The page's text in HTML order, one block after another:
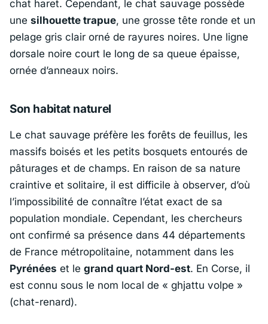
chat haret. Cependant, le chat sauvage possède
une silhouette trapue, une grosse tête ronde et un
pelage gris clair orné de rayures noires. Une ligne
dorsale noire court le long de sa queue épaisse,
ornée d’anneaux noirs.
Son habitat naturel
Le chat sauvage préfère les forêts de feuillus, les
massifs boisés et les petits bosquets entourés de
pâturages et de champs. En raison de sa nature
craintive et solitaire, il est difficile à observer, d’où
l’impossibilité de connaître l’état exact de sa
population mondiale. Cependant, les chercheurs
ont confirmé sa présence dans 44 départements
de France métropolitaine, notamment dans les
Pyrénées et le grand quart Nord-est. En Corse, il
est connu sous le nom local de « ghjattu volpe »
(chat-renard).